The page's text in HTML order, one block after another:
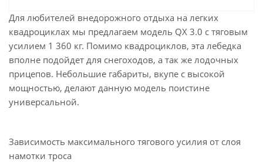
Для любителей внедорожного отдыха на легких
квадроциклах мы предлагаем модель QX 3.0 с тяговым
усилием 1 360 кг. Помимо квадроциклов, эта лебедка
вполне подойдет для снегоходов, а так же лодочных
прицепов. Небольшие габариты, вкупе с высокой
мощностью, делают данную модель поистине
универсальной.
Зависимость максимального тягового усилия от слоя
намотки троса